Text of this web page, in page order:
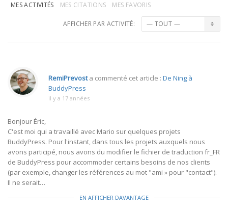
MES ACTIVITÉS MES CITATIONS MES FAVORIS
AFFICHER PAR ACTIVITÉ:
RemiPrevosta commenté cet article : De Ning à
BuddyPress
il y a 17 années
Bonjour Éric,
C'est moi qui a travaillé avec Mario sur quelques projets
BuddyPress. Pour l'instant, dans tous les projets auxquels nous
avons participé, nous avons du modifier le fichier de traduction fr_FR
de BuddyPress pour accommoder certains besoins de nos clients
(par exemple, changer les références au mot "ami » pour "contact").
Il ne serait…
EN AFFICHER DAVANTAGE